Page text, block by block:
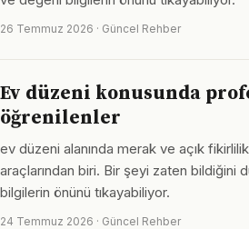
26 Temmuz 2026 · Güncel Rehber
Ev düzeni konusunda
öğrenilenler
ev düzeni alanında merak ve açık
araçlarından biri. Bir şeyi zaten bildiğini
bilgilerin önünü tıkayabiliyor.
24 Temmuz 2026 · Güncel Rehber